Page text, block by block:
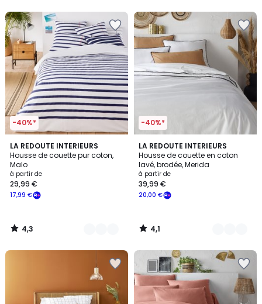
-40%*
LA REDOUTE INTERIEURS
Housse de couette pur coton,
Malo
à partir de
17,99 €
29,99 €
4,3
/ 5
3
Couleurs
4,3
/
-40%*
LA REDOUTE INTERIEURS
Housse de couette en coton
lavé, brodée, Merida
à partir de
20,00 €
39,99 €
4,1
/ 5
4
Couleurs
4,1
/